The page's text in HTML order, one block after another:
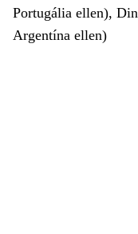
Portugália ellen),
Argentína ellen)